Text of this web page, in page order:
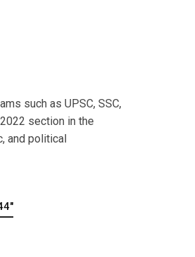
such as UPSC, SSC,
section in the
and political